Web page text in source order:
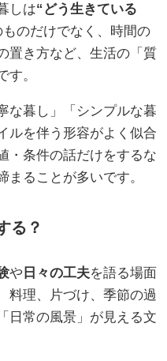
しは“どう生きている
のだけでなく、時間の
置き方など、生活の「質
す。
な暮し」「シンプルな暮
ルを伴う形容がよく似合
・条件の話だけをするな
まることが多いです。
る？
や 日々の工夫を語る場面
料理、片づけ、季節の過
日常の風景」が見える文